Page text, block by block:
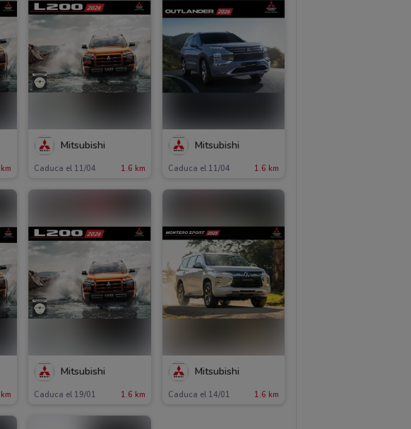
Mitsubishi
Caduca el 11/04 1.6 km
Mitsubishi
Caduca el 11/04 1.6 km
Mitsubishi
Caduca el 19/01 1.6 km
Mitsubishi
Caduca el 14/01 1.6 km